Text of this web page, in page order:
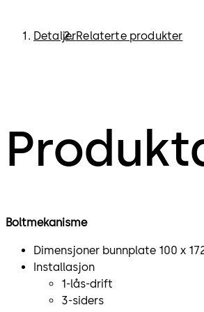
DetaljerRelaterte produkter
Boltmekanisme
Dimensjoner bunnplate 100 x
Installasjon
1-lås-drift
3-siders